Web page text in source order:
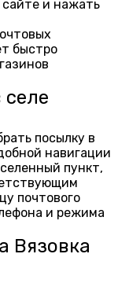
сайте и нажать
быстро
селе
посылку в
навигации
пункт,
почтового
и режима
Вязовка